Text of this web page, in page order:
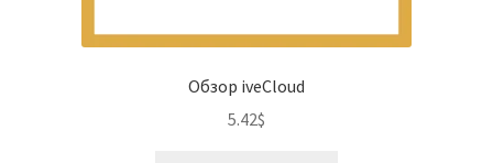
Обзор iveCloud
5.42$